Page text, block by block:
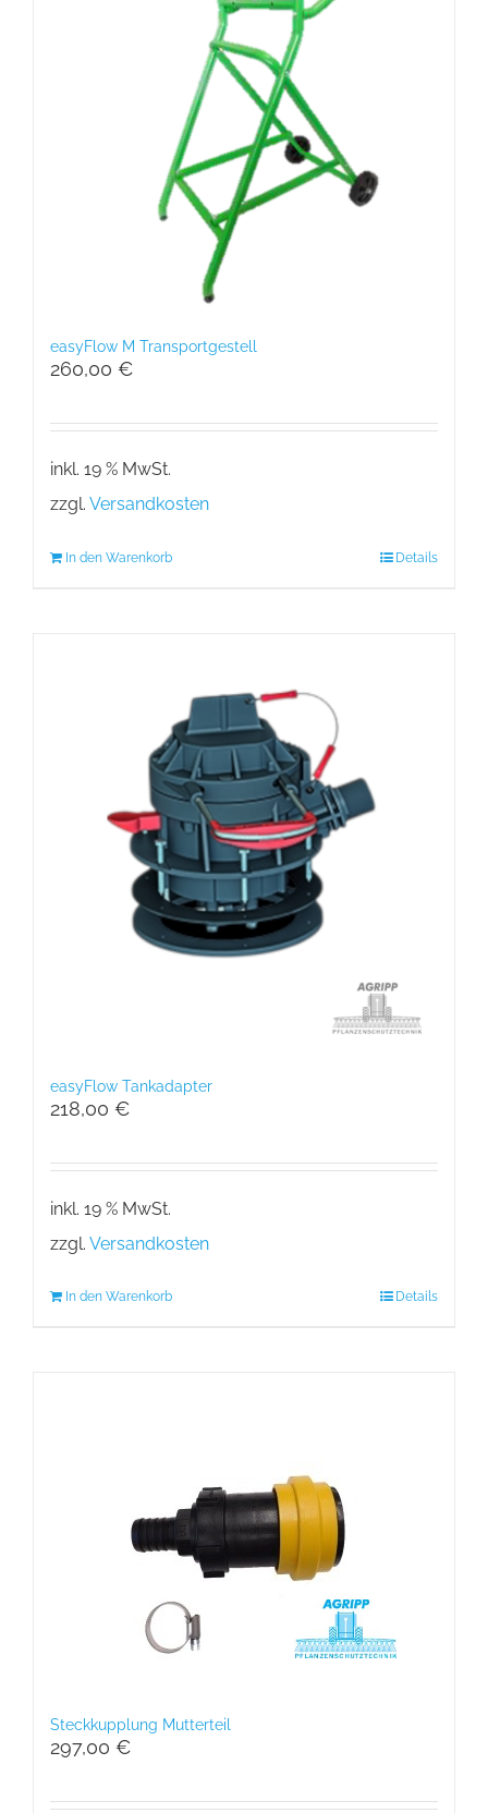
easyFlow M Transportgestell
260,00 €
inkl. 19 % MwSt.
zzgl. Versandkosten
In den Warenkorb Details
easyFlow Tankadapter
218,00 €
inkl. 19 % MwSt.
zzgl. Versandkosten
In den Warenkorb Details
Steckkupplung Mutterteil
297,00 €